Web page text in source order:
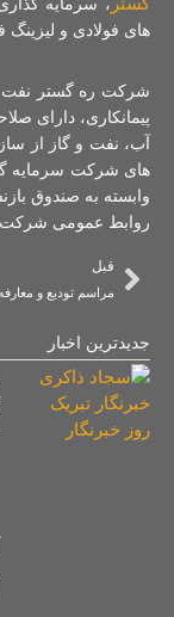
، سرمایه
‌های فولادی و
شرکت ره گستر نفت
پیمانکاری، دارای
آب، نفت و گاز از
های شرکت سرمایه
وابسته به صندوق
روابط عمومی
قبل
جدیدترین اخبار